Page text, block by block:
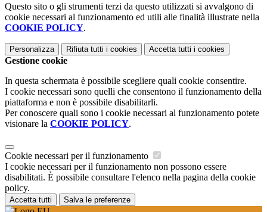
Questo sito o gli strumenti terzi da questo utilizzati si avvalgono di
cookie necessari al funzionamento ed utili alle finalità illustrate nella
COOKIE POLICY.
Personalizza Rifiuta tutti i cookies Accetta tutti i cookies
Gestione cookie
In questa schermata è possibile scegliere quali cookie consentire.
I cookie necessari sono quelli che consentono il funzionamento della
piattaforma e non è possibile disabilitarli.
Per conoscere quali sono i cookie necessari al funzionamento potete
visionare la COOKIE POLICY.
Cookie necessari per il funzionamento
I cookie necessari per il funzionamento non possono essere
disabilitati. È possibile consultare l'elenco nella pagina della cookie
policy.
Accetta tutti Salva le preferenze